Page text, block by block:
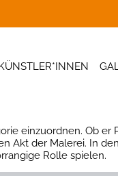
KÜNSTLER*INNEN
einzuordnen. Ob er
Akt der Malerei. In
Rolle spielen.